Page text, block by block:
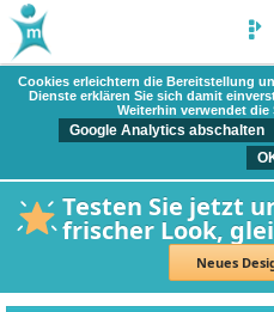
Cookies erleichtern die Bereitstellung
Dienste erklären Sie sich damit
Weiterhin verwendet
Google Analytics abschalten
Testen Sie jetzt
frischer Look,
Neues